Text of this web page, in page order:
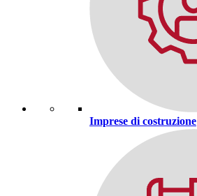
Imprese di costruzione